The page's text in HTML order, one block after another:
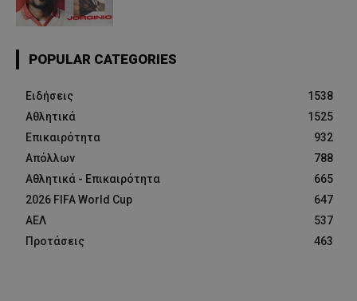
POPULAR CATEGORIES
Ειδήσεις
1538
Αθλητικά
1525
Επικαιρότητα
932
Απόλλων
788
Αθλητικά - Επικαιρότητα
665
2026 FIFA World Cup
647
ΑΕΛ
537
Προτάσεις
463